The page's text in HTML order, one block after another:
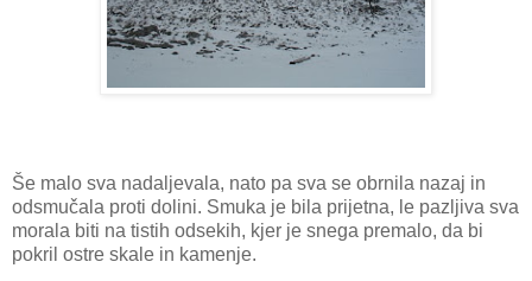
Še malo sva nadaljevala, nato pa sva se obrnila nazaj in
odsmučala proti dolini. Smuka je bila prijetna, le pazljiva sva
morala biti na tistih odsekih, kjer je snega premalo, da bi
pokril ostre skale in kamenje.